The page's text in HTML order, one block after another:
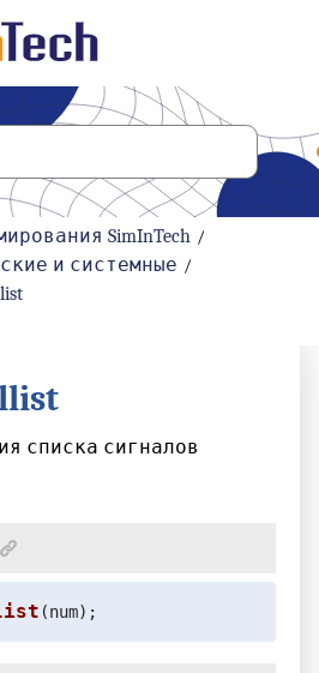
SimInTech
и системные
списка сигналов
(num);